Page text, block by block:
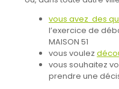
vous avez des
l’exercice de
MAISON 51
vous voulez
vous souhaitez
prendre une